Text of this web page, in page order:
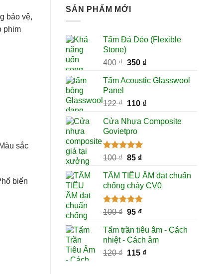
bảo vệ,
phim
sắc
biến
240 ₫.
SẢN PHẨM MỚI
Tấm Đá Dẻo (Flexible
Stone)
400₫ Giá
là:
350 ₫Giá
tại
350 ₫.
Tấm Acoustic Glasswool
Panel
122₫ Giá
là:
122 ₫.
110 ₫Giá
tại
Cửa Nhựa Composite
Govietpro
Được xếp
5 sao
100₫ Giá
là:
100 ₫.
85 ₫Giá
tại
là:
85 ₫.
TẤM TIÊU ÂM đạt chuẩn
chống cháy CV0
Được xếp
5 sao
100₫ Giá
là:
100 ₫.
95 ₫Giá
tại
là:
95 ₫.
Tấm trần tiêu âm - Cách
nhiệt - Cách âm
120₫ Giá
115 ₫Giá